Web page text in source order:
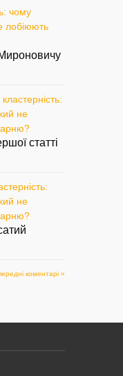
чому
лобіюють
не
статті
не
коментарі »